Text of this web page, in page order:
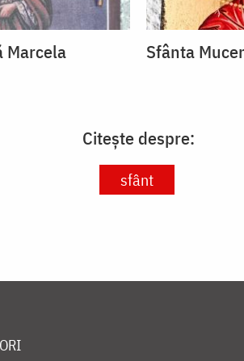
Marcela Sfânta
Citește despre:
sfânt